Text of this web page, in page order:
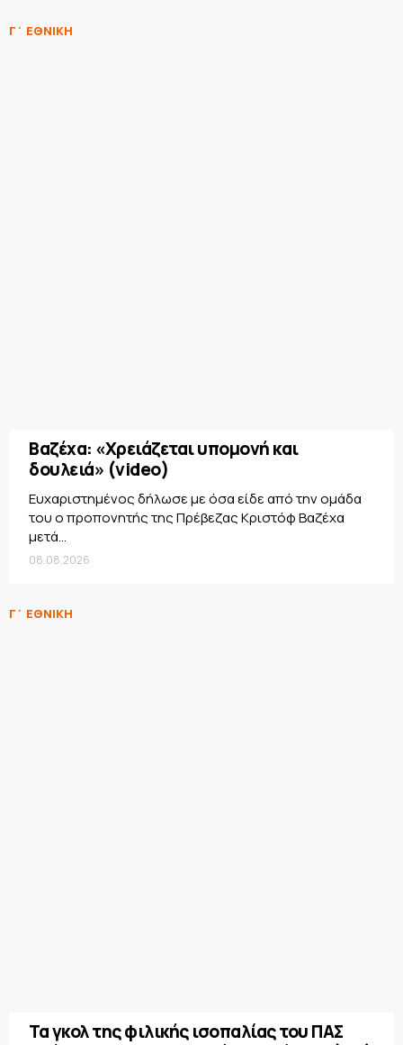
Γ΄ ΕΘΝΙΚΗ
Βαζέχα: «Χρειάζεται υπομονή και
δουλειά» (video)
Ευχαριστημένος δήλωσε με όσα είδε από την ομάδα
του ο προπονητής της Πρέβεζας Κριστόφ Βαζέχα
μετά...
08.08.2026
Γ΄ ΕΘΝΙΚΗ
Τα γκολ της φιλικής ισοπαλίας του ΠΑΣ